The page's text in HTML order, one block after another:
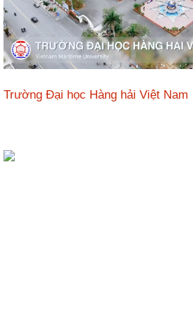
Hợp
tác
đào
tạo
Các
tài
Trường Đại học Hàng hải Việt Nam